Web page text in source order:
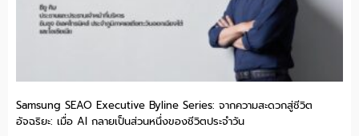
Samsung SEAO Executive Byline Series: จากความสะดวกสู่ชีวิต
อัจฉริยะ: เมื่อ AI กลายเป็นส่วนหนึ่งของชีวิตประจำวัน